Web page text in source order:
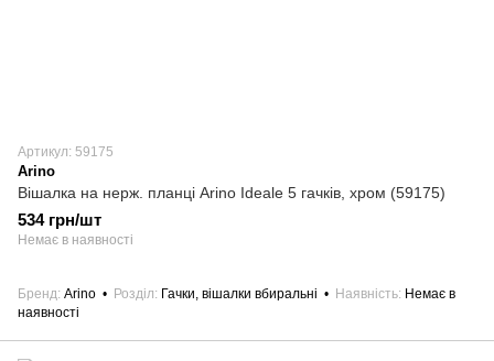
Артикул: 59175
Arino
Вішалка на нерж. планці Arino Ideale 5 гачків, хром (59175)
534 грн/шт
Немає в наявності
Бренд Arino Розділ Гачки, вішалки вбиральні Наявність Немає в
наявності